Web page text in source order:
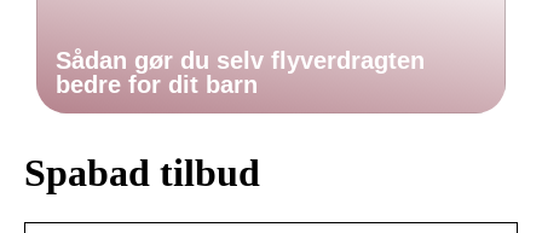
Sådan gør du selv flyverdragten
bedre for dit barn
Spabad tilbud